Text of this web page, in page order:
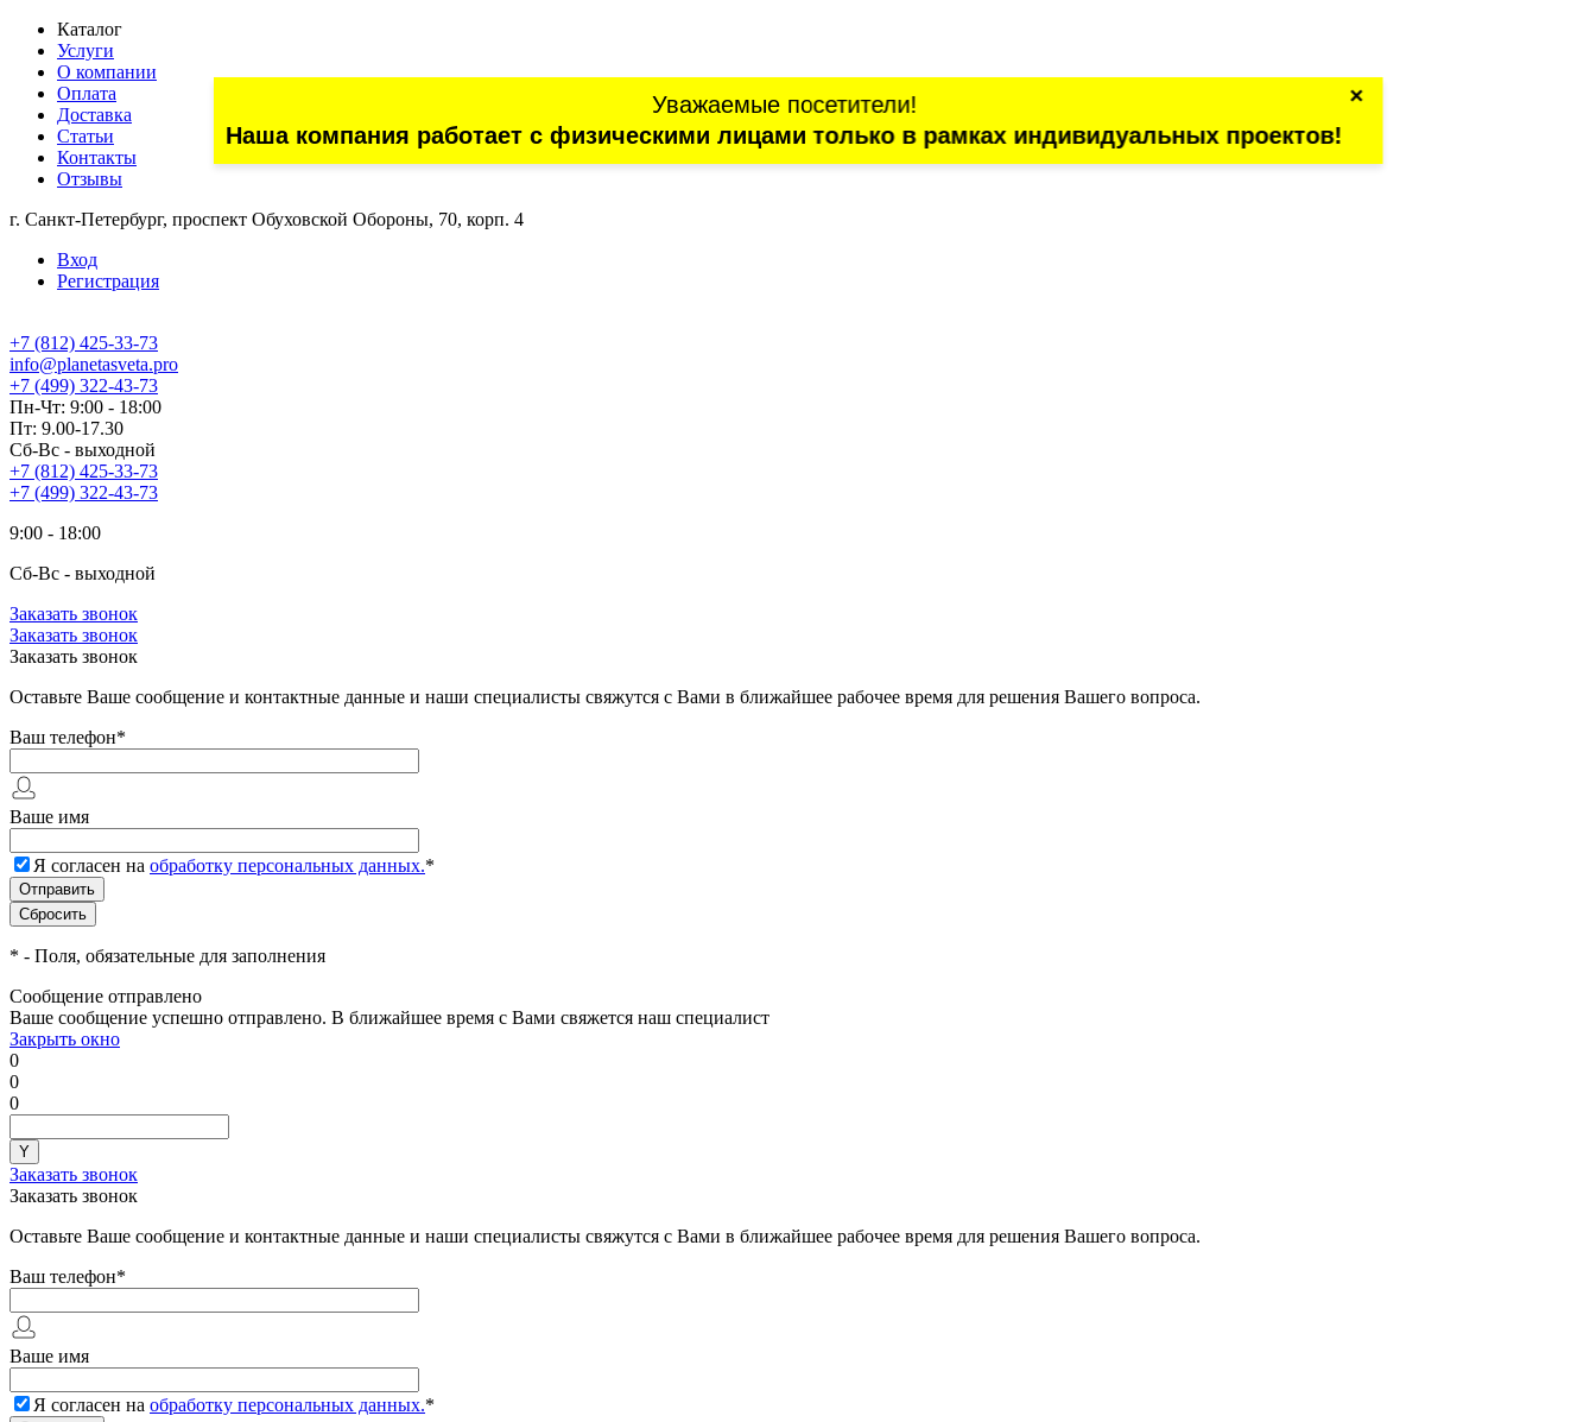
Каталог
Услуги
О компании
Оплата
Доставка
Статьи
Контакты
Отзывы
г. Санкт-Петербург, проспект Обуховской Обороны, 70, корп. 4
Вход
Регистрация
+7 (812) 425-33-73
Уважаемые посетители!
Наша компания работает с физическими лицами только в рамках индивидуальных проектов!
×
info@planetasveta.pro
+7 (499) 322-43-73
Пн-Чт: 9:00 - 18:00
Пт: 9.00-17.30
Сб-Вс - выходной
+7 (812) 425-33-73
+7 (499) 322-43-73
9:00 - 18:00
Сб-Вс - выходной
Заказать звонок
Заказать звонок
Заказать звонок
Оставьте Ваше сообщение и контактные данные и наши специалисты свяжутся с Вами в ближайшее рабочее время для решения Вашего вопроса.
Ваш телефон*
Ваше имя
Я согласен на обработку персональных данных.*
* - Поля, обязательные для заполнения
Сообщение отправлено
Ваше сообщение успешно отправлено. В ближайшее время с Вами свяжется наш специалист
Закрыть окно
0
0
0
Заказать звонок
Заказать звонок
Оставьте Ваше сообщение и контактные данные и наши специалисты свяжутся с Вами в ближайшее рабочее время для решения Вашего вопроса.
Ваш телефон*
Ваше имя
Я согласен на обработку персональных данных.*